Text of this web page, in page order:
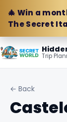
🎄 Win a
The Secret
Trip
← Back